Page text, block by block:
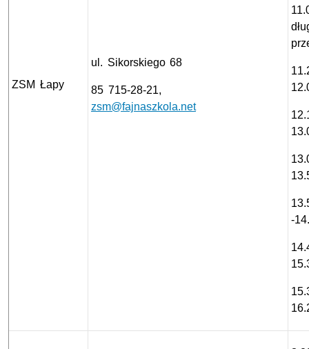
ZSM Łapy
ul. Sikorskiego 68
85 715-28-21,
zsm@fajnaszkola.net
-